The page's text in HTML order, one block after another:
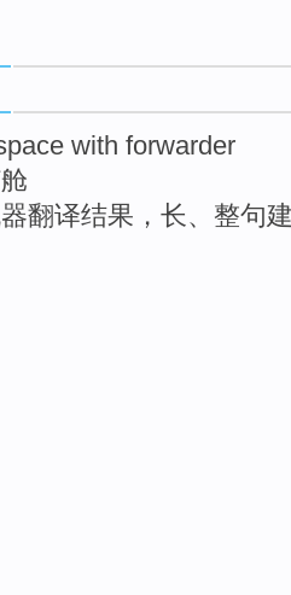
with forwarder
翻译结果，长、整句